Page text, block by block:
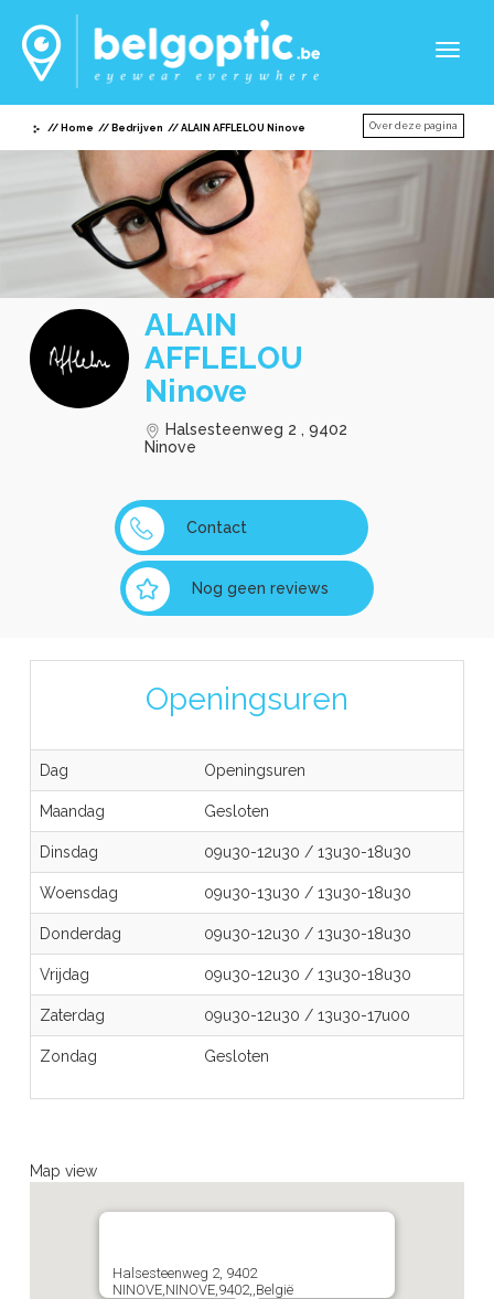
Home Bedrijven ALAIN AFFLELOU Ninove Over deze pagina
ALAIN
AFFLELOU
Ninove
Halsesteenweg 2 , 9402
Ninove
Contact
Nog geen reviews
Openingsuren
Dag Openingsuren
Maandag Gesloten
Dinsdag 09u30-12u30 /13u30-18u30
Woensdag 09u30-13u30 /13u30-18u30
Donderdag 09u30-12u30 /13u30-18u30
Vrijdag 09u30-12u30 /13u30-18u30
Zaterdag 09u30-12u30 /13u30-17u00
Zondag Gesloten
Map view
Halsesteenweg 2, 9402
NINOVE,NINOVE,9402,,België